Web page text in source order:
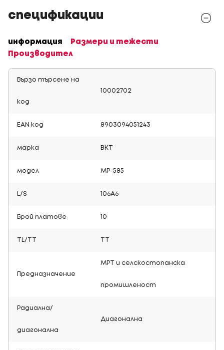
спецификации
информация
Размери и тежести
Производител
Бързо търсене на
код
10002702
EAN код 8903094051243
марка BKT
модел MP-585
L/S 106A6
Брой платове 10
TL/TT
Предназначение
МРТ и селскостопанска
промишленост
Радиална/
диагонална
Диагонална